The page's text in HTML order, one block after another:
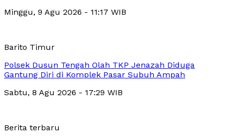
Minggu, 9 Agu 2026 - 11:17 WIB
Barito Timur
Polsek Dusun Tengah Olah TKP Jenazah Diduga
Gantung Diri di Komplek Pasar Subuh Ampah
Sabtu, 8 Agu 2026 - 17:29 WIB
Berita terbaru